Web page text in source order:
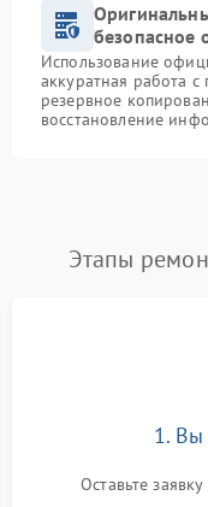
безопасное
Использование
аккуратная работа
резервное
восстановление
Этапы
1. Вы
Оставьте